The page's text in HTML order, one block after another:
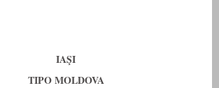
IAŞI
TIPO MOLDOVA